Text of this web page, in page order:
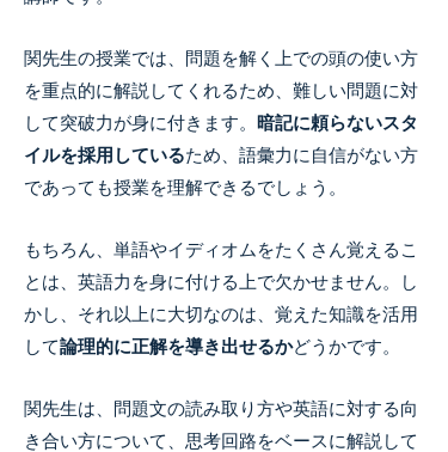
関先生の授業では、問題を解く上での頭の使い方
を重点的に解説してくれるため、難しい問題に対
して突破力が身に付きます。 暗記に頼らないスタ
イルを採用しているため、語彙力に自信がない方
であっても授業を理解できるでしょう。
もちろん、単語やイディオムをたくさん覚えるこ
とは、英語力を身に付ける上で欠かせません。
し
かし、それ以上に大切なのは、覚えた知識を活用
して論理的に正解を導き出せるかどうかです。
関先生は、問題文の読み取り方や英語に対する向
き合い方について、思考回路をベースに解説して